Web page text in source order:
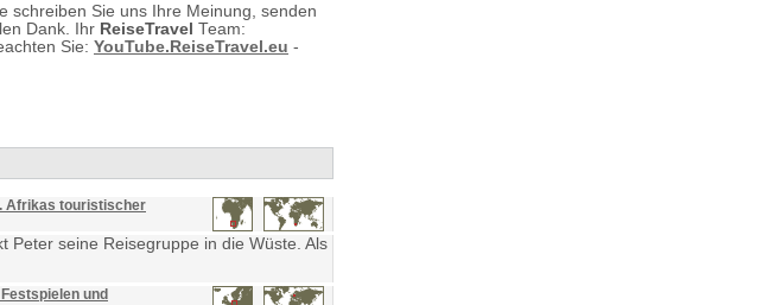
schreiben Sie uns Ihre Meinung, senden
Dank. Ihr ReiseTravel Team:
Sie: YouTube.ReiseTravel.eu -
Afrikas touristischer
Peter seine Reisegruppe in die Wüste. Als
und